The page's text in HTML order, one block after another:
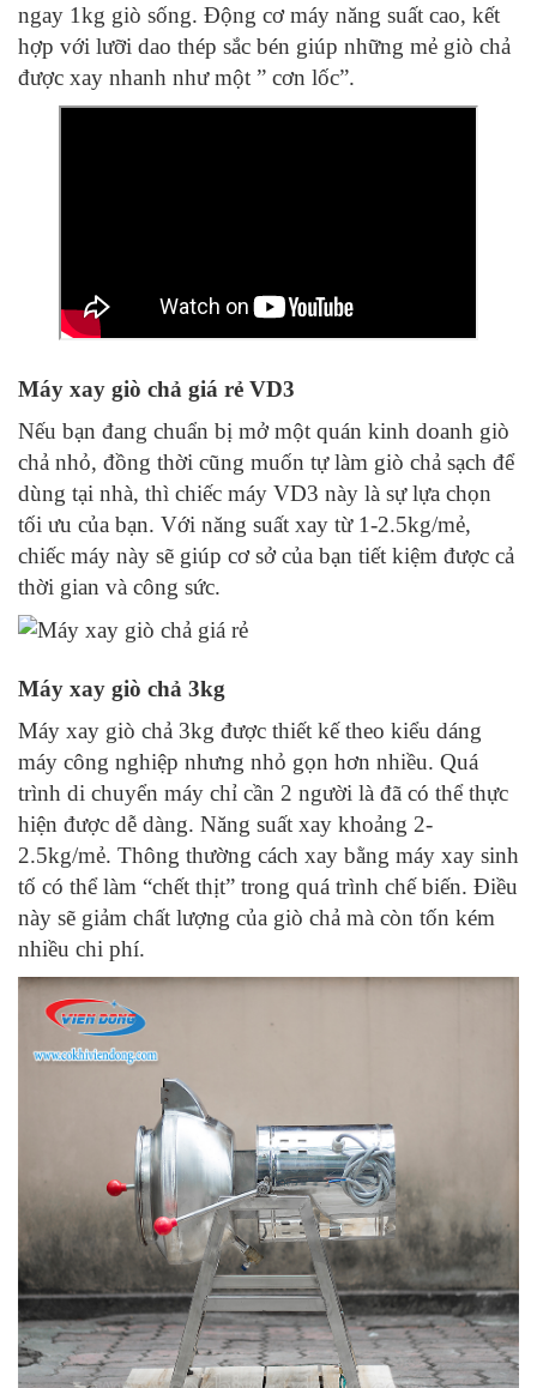
ngay 1kg giò sống. Động cơ máy năng suất cao, kết
hợp với lưỡi dao thép sắc bén giúp những mẻ giò chả
được xay nhanh như một ” cơn lốc”.
Máy xay giò chả giá rẻ VD3
Nếu bạn đang chuẩn bị mở một quán kinh doanh giò
chả nhỏ, đồng thời cũng muốn tự làm giò chả sạch để
dùng tại nhà, thì chiếc máy VD3 này là sự lựa chọn
tối ưu của bạn. Với năng suất xay từ 1-2.5kg/mẻ,
chiếc máy này sẽ giúp cơ sở của bạn tiết kiệm được cả
thời gian và công sức.
Máy xay giò chả 3kg
Máy xay giò chả 3kg được thiết kế theo kiểu dáng
máy công nghiệp nhưng nhỏ gọn hơn nhiều. Quá
trình di chuyển máy chỉ cần 2 người là đã có thể thực
hiện được dễ dàng. Năng suất xay khoảng 2-
2.5kg/mẻ. Thông thường cách xay bằng máy xay sinh
tố có thể làm “chết thịt” trong quá trình chế biến. Điều
này sẽ giảm chất lượng của giò chả mà còn tốn kém
nhiều chi phí.